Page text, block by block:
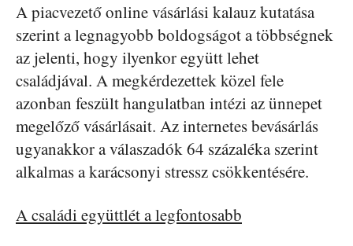
A piacvezető online vásárlási kalauz kutatása
szerint a legnagyobb boldogságot a többségnek
az jelenti, hogy ilyenkor együtt lehet
családjával. A megkérdezettek közel fele
azonban feszült hangulatban intézi az ünnepet
megelőző vásárlásait. Az internetes bevásárlás
ugyanakkor a válaszadók 64 százaléka szerint
alkalmas a karácsonyi stressz csökkentésére.
A családi együttlét a legfontosabb